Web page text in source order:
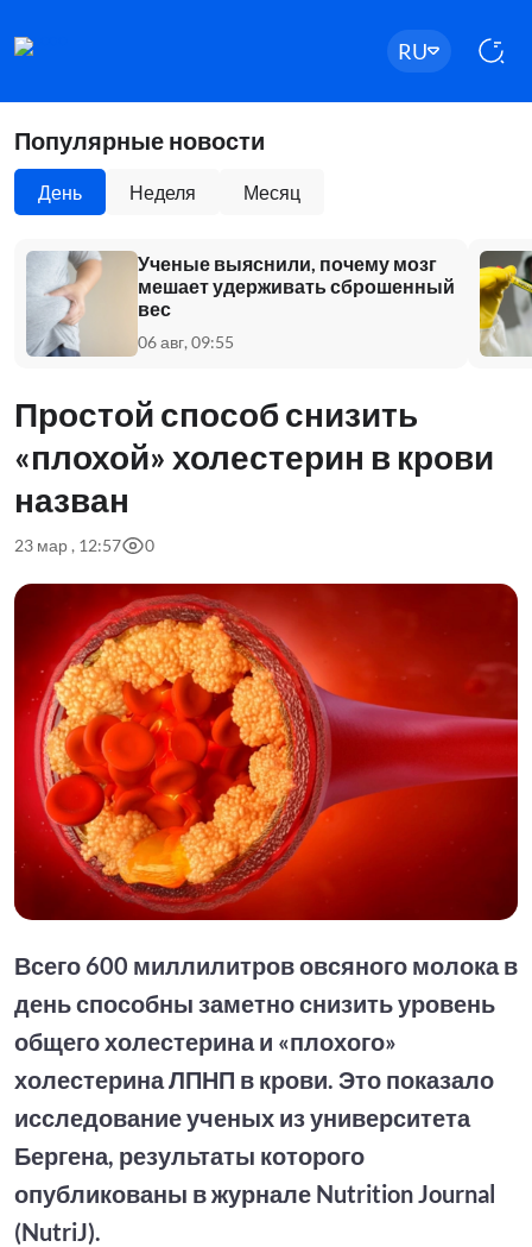
RU
Популярные новости
День Неделя Месяц
Ученые выяснили, почему мозг
мешает удерживать сброшенный
вес
06 авг, 09:55
Простой способ снизить
«плохой» холестерин в крови
назван
23 мар , 12:57 0
Всего 600 миллилитров овсяного молока в
день способны заметно снизить уровень
общего холестерина и «плохого»
холестерина ЛПНП в крови. Это показало
исследование ученых из университета
Бергена, результаты которого
опубликованы в журнале Nutrition Journal
(NutriJ).